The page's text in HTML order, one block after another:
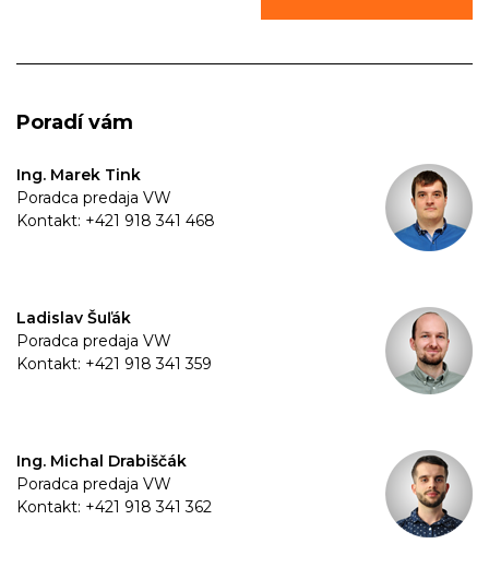
Poradí vám
Ing. Marek Tink
Poradca predaja VW
Kontakt: +421 918 341 468
Ladislav Šuľák
Poradca predaja VW
Kontakt: +421 918 341 359
Ing. Michal Drabiščák
Poradca predaja VW
Kontakt: +421 918 341 362